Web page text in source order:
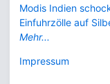
Modis Indien
Einfuhrzölle auf
Mehr...
Impressum